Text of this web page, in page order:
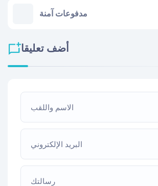
مدفوعات آمنة
أضف تعليقا
الاسم واللقب
البريد الإلكتروني
رسالتك